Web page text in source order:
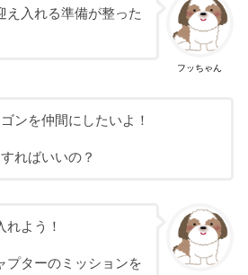
フッちゃん
え入れる準備が整った
ンを仲間にしたいよ！
ればいいの？
れよう！
プターのミッションを